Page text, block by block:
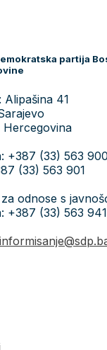
partija
Alipašina 41
Hercegovina
+387 (33) 563
(33) 563 901
odnose s
+387 (33) 563